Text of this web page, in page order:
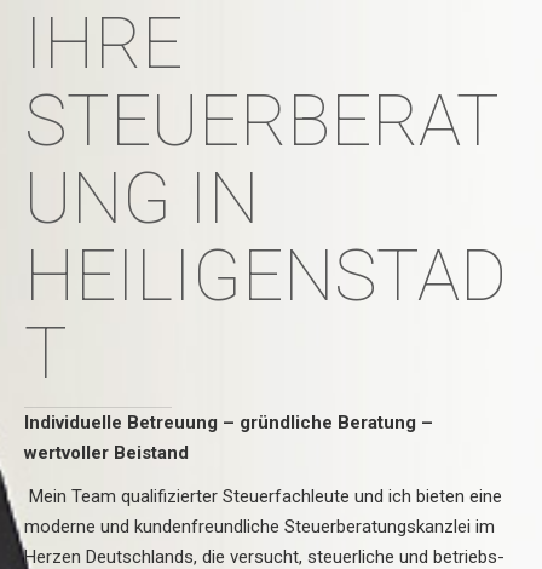
IHRE
STEUERBERAT
UNG IN
HEILIGENSTAD
T
Individuelle Betreuung – gründliche Beratung –
wertvoller Beistand
Mein Team qualifizierter Steuerfachleute und ich bieten eine
moderne und kundenfreundliche Steuerberatungskanzlei im
Herzen Deutschlands, die versucht, steuer­liche und betriebs­